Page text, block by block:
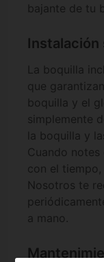
bajante de tu
La boquilla
que
boquilla y el
simplemente
la boquilla y
Cuando notes
con el
Nosotros te
a mano.